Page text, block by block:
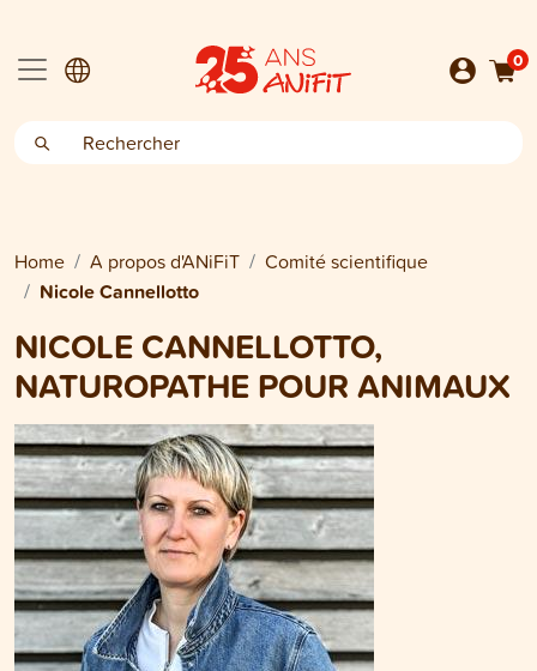
0
Home A propos d'ANiFiT Comité scientifique
Nicole Cannellotto
NICOLE CANNELLOTTO,
NATUROPATHE POUR ANIMAUX